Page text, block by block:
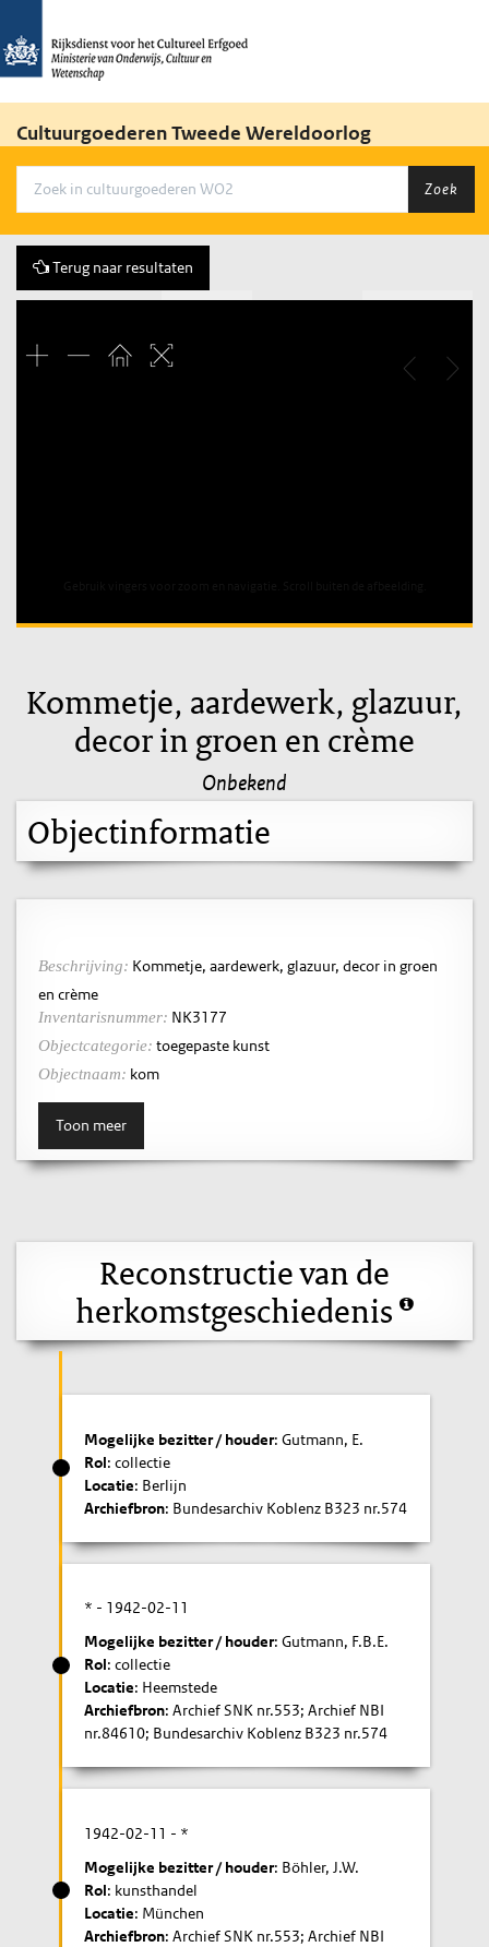
Cultuurgoederen Tweede Wereldoorlog
Zoek
Terug naar resultaten
Kommetje, aardewerk, glazuur,
decor in groen en crème
Onbekend
Objectinformatie
Beschrijving: Kommetje, aardewerk, glazuur, decor in groen
en crème
Inventarisnummer: NK3177
Objectcategorie: toegepaste kunst
Objectnaam: kom
Toon meer
Reconstructie van de
herkomstgeschiedenis
Mogelijke bezitter / houder: Gutmann, E.
Rol: collectie
Locatie: Berlijn
Archiefbron: Bundesarchiv Koblenz B323 nr.574
* - 1942-02-11
Mogelijke bezitter / houder: Gutmann, F.B.E.
Rol: collectie
Locatie: Heemstede
Archiefbron: Archief SNK nr.553; Archief NBI
nr.84610; Bundesarchiv Koblenz B323 nr.574
1942-02-11 - *
Mogelijke bezitter / houder: Böhler, J.W.
Rol: kunsthandel
Locatie: München
Archiefbron: Archief SNK nr.553; Archief NBI